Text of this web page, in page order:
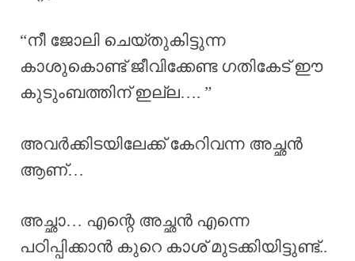
“നീ ജോലി ചെയ്തുകിട്ടുന്ന
കാശുകൊണ്ട് ജീവിക്കേണ്ട ഗതികേട് ഈ
കുടുംബത്തിന് ഇല്ല…. ”
അവർക്കിടയിലേക്ക് കേറിവന്ന അച്ഛൻ
ആണ്…
അച്ഛാ… എന്റെ അച്ഛൻ എന്നെ
പഠിപ്പിക്കാൻ കുറെ കാശ് മുടക്കിയിട്ടുണ്ട്..